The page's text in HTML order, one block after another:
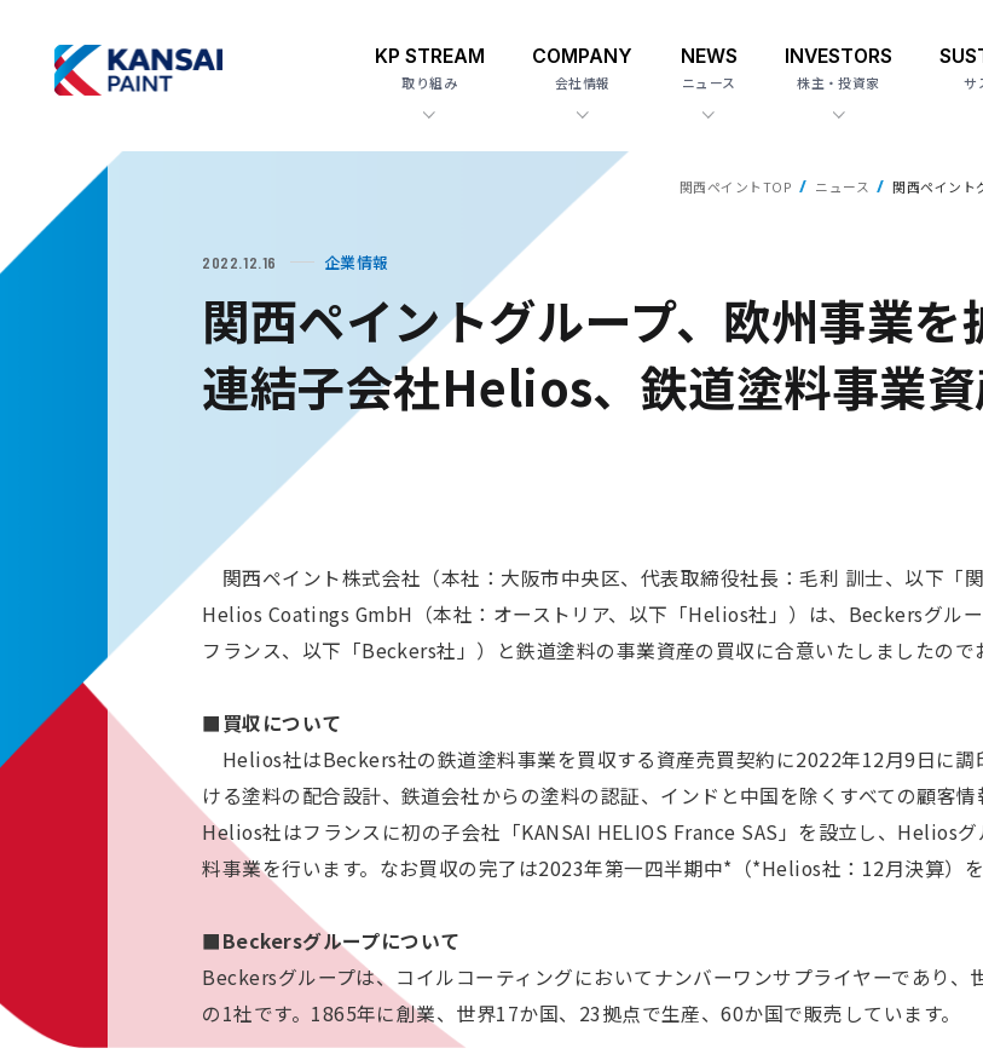
KP STREAM
取り組み
COMPANY
会社情報
NEWS
ニュース
INVESTORS
株主・投資家 サ
2022.12.16 企業情報
関西ペイントグループ、欧州事業を
連結子会社Helios、鉄道塗料事業
関西ペイント株式会社（本社：大阪市中央区、代表取締役社長：毛利 訓士、以下「
Helios Coatings GmbH（本社：オーストリア、以下「Helios社」）は、Beckersグル
フランス、以下「Beckers社」）と鉄道塗料の事業資産の買収に合意いたしましたので
■買収について
Helios社はBeckers社の鉄道塗料事業を買収する資産売買契約に2022年12月9日に
ける塗料の配合設計、鉄道会社からの塗料の認証、インドと中国を除くすべての顧客情
Helios社はフランスに初の子会社「KANSAI HELIOS France SAS」を設立し、Helios
料事業を行います。なお買収の完了は2023年第一四半期中*（*Helios社：12月決算）を
■Beckersグループについて
Beckersグループは、コイルコーティングにおいてナンバーワンサプライヤーであり
の1社です。1865年に創業、世界17か国、23拠点で生産、60か国で販売しています。
関西ペイントTOP ニュース 関西ペイント